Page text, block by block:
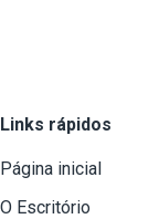
Links rápidos
Página inicial
O Escritório